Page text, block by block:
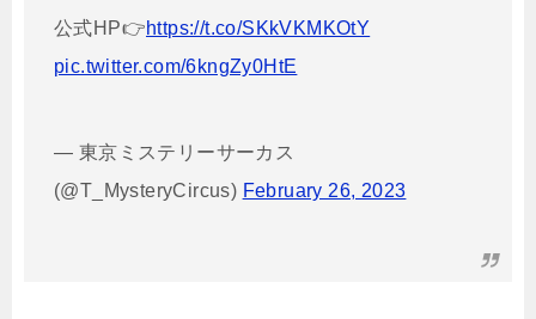
公式HP👉https://t.co/SKkVKMKOtY
pic.twitter.com/6kngZy0HtE
— 東京ミステリーサーカス
(@T_MysteryCircus) February 26, 2023